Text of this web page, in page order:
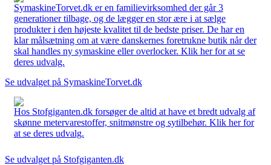
SymaskineTorvet.dk er en familievirksomhed der går 3
generationer tilbage, og de lægger en stor ære i at sælge
produkter i den højeste kvalitet til de bedste priser. De har en
klar målsætning om at være danskernes foretrukne butik når der
skal handles ny symaskine eller overlocker. Klik her for at se
deres udvalg.
Se udvalget på SymaskineTorvet.dk
Hos Stofgiganten.dk forsøger de altid at have et bredt udvalg af
skønne metervarestoffer, snitmønstre og sytilbehør. Klik her for
at se deres udvalg.
Se udvalget på Stofgiganten.dk